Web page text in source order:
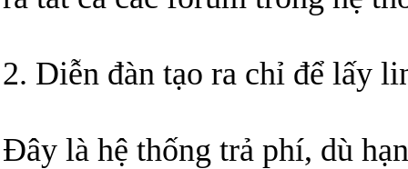
2. Diễn đàn tạo ra chỉ để lấy
Đây là hệ thống trả phí, dù